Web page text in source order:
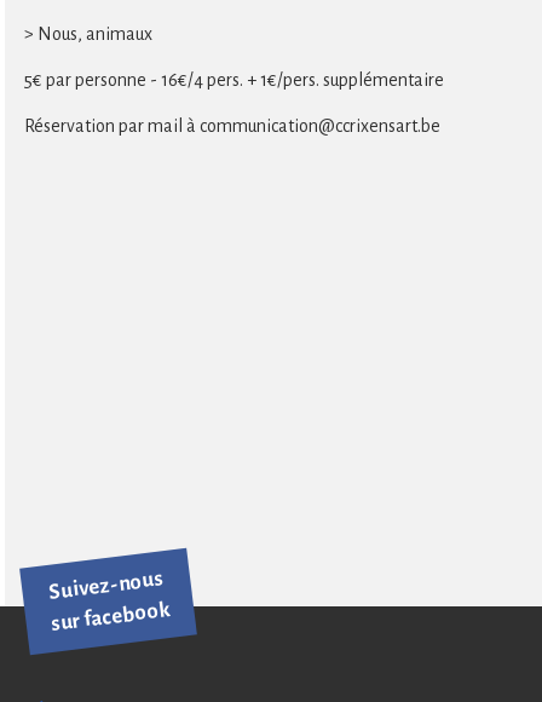
> Nous, animaux
5€ par personne - 16€/4 pers. + 1€/pers. supplémentaire
Réservation par mail à communication@ccrixensart.be
Suivez-nous
sur facebook